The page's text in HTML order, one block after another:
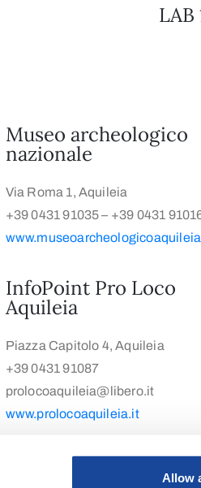
Allow
Museo archeologico
nazionale
Via Roma 1, Aquileia
+39 0431 91035 – +39 0431
InfoPoint Pro Loco
Aquileia
Piazza Capitolo 4, Aquileia
+39 0431 91087
prolocoaquileia@libero.it
www.prolocoaquileia.it